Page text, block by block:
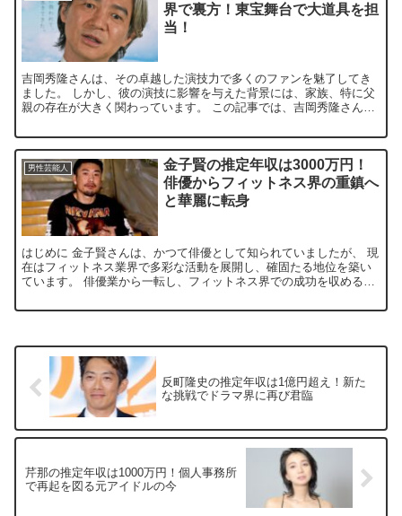
界で裏方！東宝舞台で大道具を担
当！
吉岡秀隆さんは、その卓越した演技力で多くのファンを魅了してき
ました。 しかし、彼の演技に影響を与えた背景には、家族、特に父
親の存在が大きく関わっています。 この記事では、吉岡秀隆さんの
男性芸能人
金子賢の推定年収は3000万円！
俳優からフィットネス界の重鎮へ
と華麗に転身
はじめに 金子賢さんは、かつて俳優として知られていましたが、 現
在はフィットネス業界で多彩な活動を展開し、確固たる地位を築い
ています。 俳優業から一転し、フィットネス界での成功を収めるま
反町隆史の推定年収は1億円超え！新た
な挑戦でドラマ界に再び君臨
芹那の推定年収は1000万円！個人事務所
で再起を図る元アイドルの今